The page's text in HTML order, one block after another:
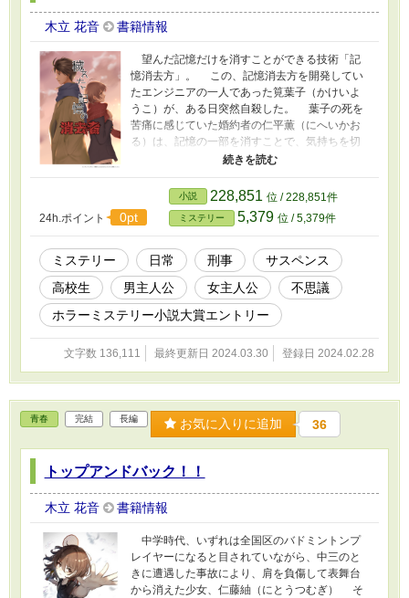
木立 花音 書籍情報
望んだ記憶だけを消すことができる技術「記
憶消去方」。 この、記憶消去方を開発してい
たエンジニアの一人であった筧葉子（かけいよ
うこ）が、ある日突然自殺した。 葉子の死を
苦痛に感じていた婚約者の仁平薫（にへいかお
る）は、記憶の一部を消すことで、気持ちを切
り替え前を向こうとしていた。 そんな彼の元
に、心の傷をえぐるかのように、葉子とよく似
た容姿を持つ少女、柚乃（ゆの）が現れる。
すべての記憶を失っていると自称する彼女は、
しかし、なぜか薫の名前だけは覚えているのだ
という。 また、柚乃の頭の中には、誰のもの
かわからない他人の記憶が宿っていて？ 同じ
ように薫の頭の中にも、他人の記憶がいつの間
にか宿っていたのだった。 なぜ、他人の記憶
が二人の頭に宿っていたのか？ はたして柚乃
は何者なのか？ 次第に謎が紐解けていく中、
薫の元に葉子からの遺言（ゆいごん）が届い
た。 ※表紙イラストは、ＳＫＩＭＡを通じて知
さまに描いていただきました。ありがとうござ
24h.ポイント 0pt
小説 228,851 位 / 228,851件
ミステリー 5,379 位 / 5,379件
ミステリー 日常 刑事
サスペンス
高校生
男主人公 女主人公
不思議
ホラーミステリー小説大賞エントリー
文字数 136,111 最終更新日 2024.03.30 登録日 2024.02.28
青春 完結 長編 お気に入りに追加 36
トップアンドバック！！
木立 花音 書籍情報
中学時代、いずれは全国区のバドミントンプ
レイヤーになると目されていながら、中三のと
きに遭遇した事故により、肩を負傷して表舞台
から消えた少女、仁藤紬（にとうつむぎ） そ